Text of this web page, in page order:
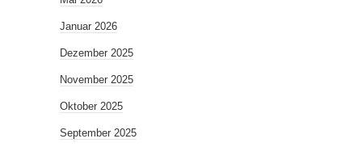
Januar 2026
Dezember 2025
November 2025
Oktober 2025
September 2025